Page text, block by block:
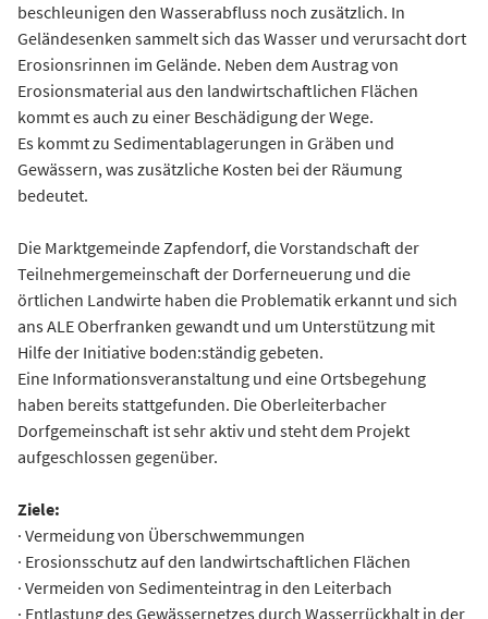
beschleunigen den Wasserabfluss noch zusätzlich. In
Geländesenken sammelt sich das Wasser und verursacht dort
Erosionsrinnen im Gelände. Neben dem Austrag von
Erosionsmaterial aus den landwirtschaftlichen Flächen
kommt es auch zu einer Beschädigung der Wege.
Es kommt zu Sedimentablagerungen in Gräben und
Gewässern, was zusätzliche Kosten bei der Räumung
bedeutet.
Die Marktgemeinde Zapfendorf, die Vorstandschaft der
Teilnehmergemeinschaft der Dorferneuerung und die
örtlichen Landwirte haben die Problematik erkannt und sich
ans ALE Oberfranken gewandt und um Unterstützung mit
Hilfe der Initiative boden:ständig gebeten.
Eine Informationsveranstaltung und eine Ortsbegehung
haben bereits stattgefunden. Die Oberleiterbacher
Dorfgemeinschaft ist sehr aktiv und steht dem Projekt
aufgeschlossen gegenüber.
Ziele:
· Vermeidung von Überschwemmungen
· Erosionsschutz auf den landwirtschaftlichen Flächen
· Vermeiden von Sedimenteintrag in den Leiterbach
· Entlastung des Gewässernetzes durch Wasserrückhalt in der